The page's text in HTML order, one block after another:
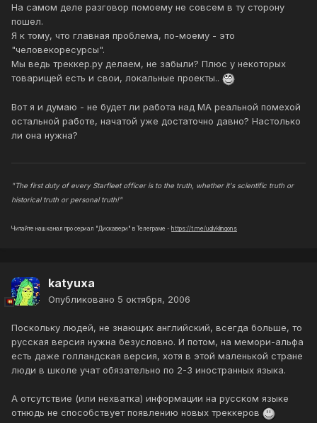
На самом деле разговор помоему не совсем в ту сторону
пошел.
Я к тому, что главная проблема, по-моему - это
"человекоресурсы".
Мы ведь треккер.ру делаем, не забыли? Плюс у некоторых
товарищей есть и свои, локальные проекты..
Вот я и думаю - не будет ли работа над МА реальной помехой
остальной работе, начатой уже достаточно давно? Настолько
ли она нужна?
"The first duty of every Starfleet officer is to the truth, whether it's scientific truth or
historical truth or personal truth!"
Читайте наш канал про сериал "Дискавери" в Телеграме - https://t.me/uglyklingons
katyuxa
Опубликовано 5 октября, 2006
Поскольку людей, не знающих английский, всегда больше, то
русская версия нужна безусловно. И потом, на мемори-альфа
есть даже голландская версия, хотя в этой маленькой стране
люди в школе учат обязательно по 2-3 иностранных языка.
А отсутствие (или нехватка) информации на русском языке
отнюдь не способствует появлению новых треккеров